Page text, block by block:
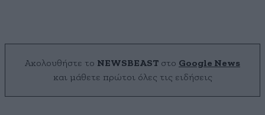
Ακολουθήστε το NEWSBEAST στο Google News
και μάθετε πρώτοι όλες τις ειδήσεις